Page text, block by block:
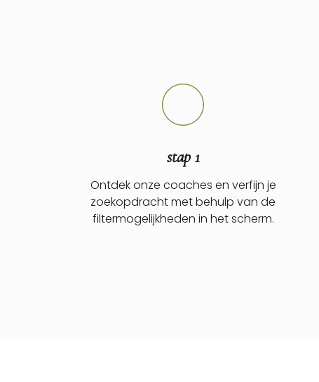
stap 1
Ontdek onze coaches en verfijn je
zoekopdracht met behulp van de
filtermogelijkheden in het scherm.